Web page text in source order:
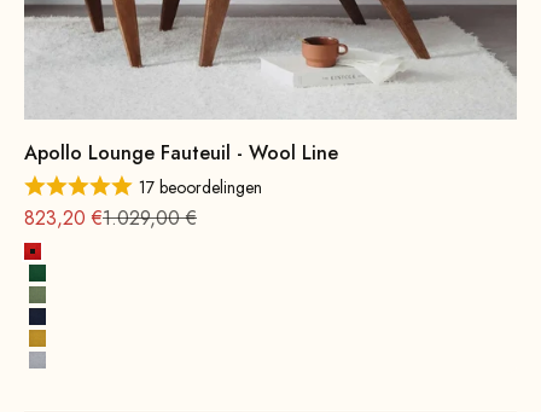
Apollo Lounge Fauteuil - Wool Line
17 beoordelingen
Aanbieding vanaf
823,20 €Normale
1.029,00 €
Vuurrood
Bladgroen
Lentegroen
Inktblauw
Mosterdgeel
Steengrijs